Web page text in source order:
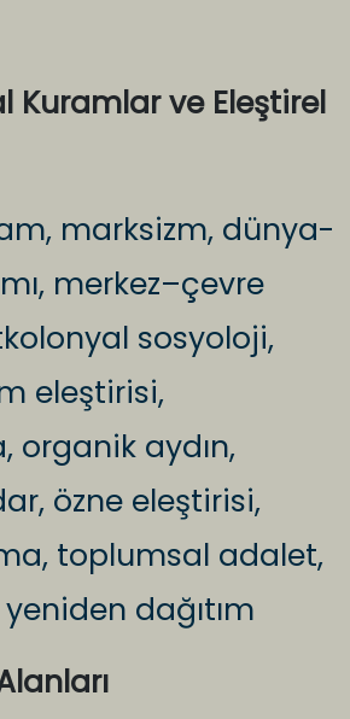
Kuramlar ve Eleştirel
marksizm, dünya-
merkez–çevre
sosyoloji,
eleştirisi,
organik aydın,
özne eleştirisi,
toplumsal adalet,
dağıtım